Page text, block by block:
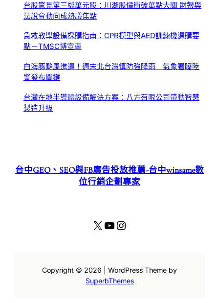
台股驚見第三檔萬元股：川湖股價衝破萬點大關 財報與
法說會動向成熱議焦點
急救教學設備採購指南：CPR模型與AED訓練機選購要
點－TMSC博宣寧
白海豚颱風進逼！週末北台灣慎防強降雨 氣象署曝陸
警發布關鍵
台灣在地半導體設備解決方案：八方有限公司帶動智慧
製造升級
台中GEO、SEO與FB廣告投放推薦-台中winsame數
位行銷企劃專家
X YouTube Instagram
Copyright © 2026 | WordPress Theme by
SuperbThemes